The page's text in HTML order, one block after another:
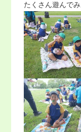
たくさん遊んで